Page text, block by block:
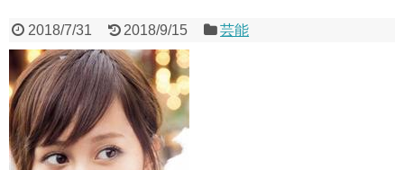
2018/7/31 2018/9/15 芸能